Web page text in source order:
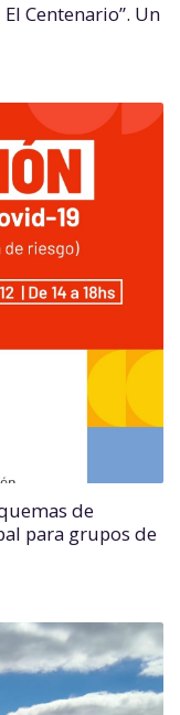
Centenario”. Un
de
para grupos de